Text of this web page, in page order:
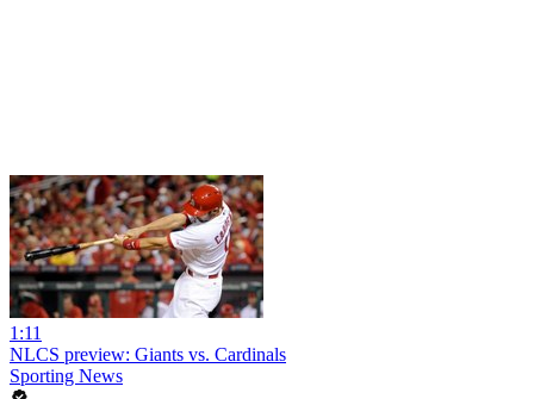
1:11
NLCS preview: Giants vs. Cardinals
Sporting News